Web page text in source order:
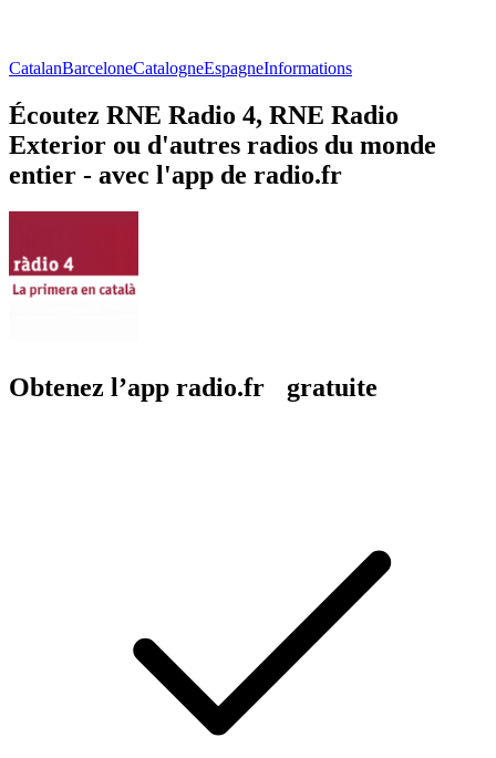
CatalanBarceloneCatalogneEspagneInformations
Écoutez RNE Radio 4, RNE Radio
Exterior ou d'autres radios du monde
entier - avec l'app de radio.fr
Obtenez l’app radio.fr gratuite